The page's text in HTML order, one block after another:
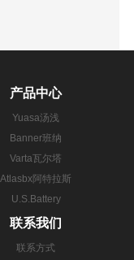
产品中心
Yuasa汤浅
Banner班纳
Varta瓦尔塔
Atlasbx阿特拉斯
U.S.Battery
联系我们
联系方式